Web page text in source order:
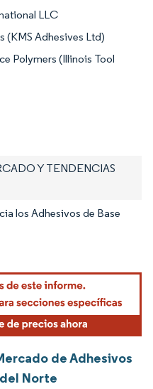
LLC
(KMS Adhesives Ltd)
Polymers (Illinois Tool
Y TENDENCIAS
los Adhesivos de Base
de Adhesivos
Norte